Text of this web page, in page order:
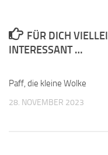
FÜR DICH
INTERESSANT …
Paff, die kleine Wolke
28. NOVEMBER 2023